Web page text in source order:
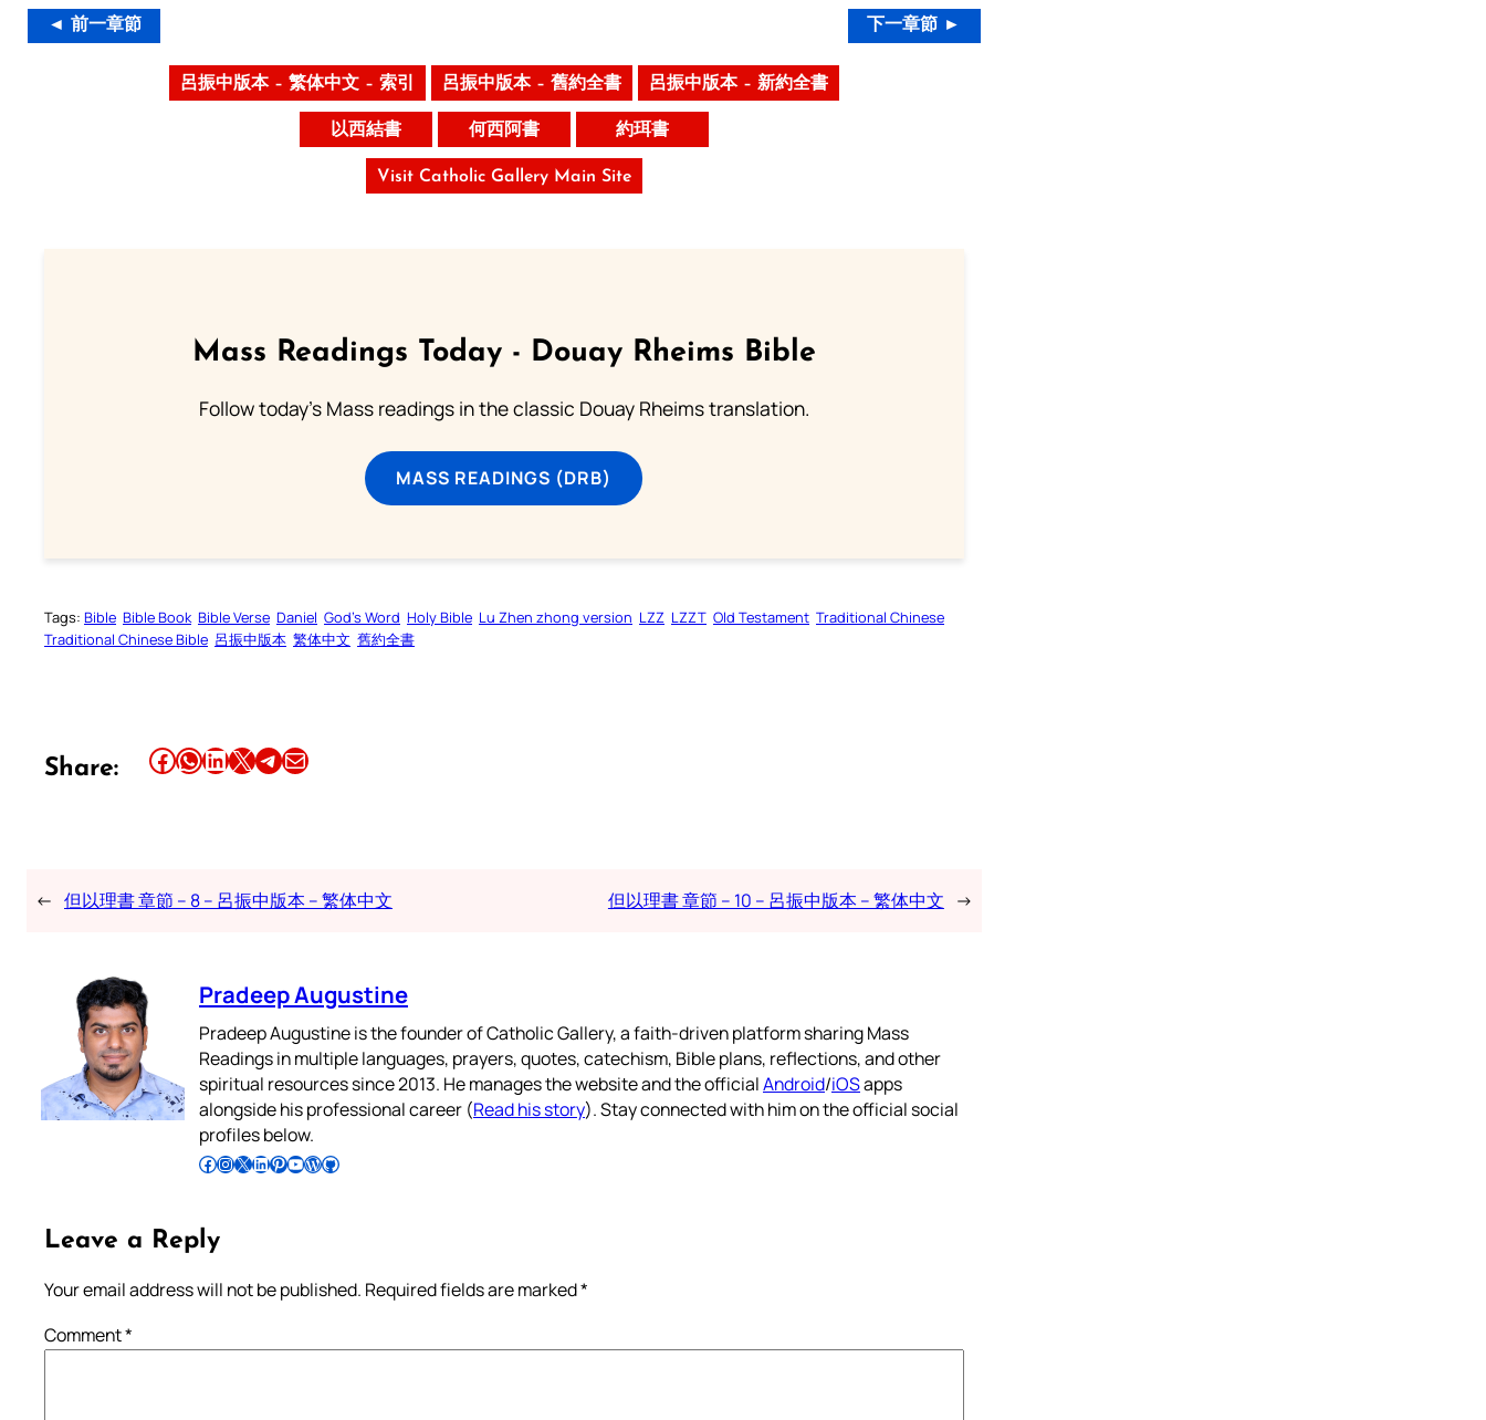
◄ 前一章節 下一章節 ►
呂振中版本 – 繁体中文 – 索引 呂振中版本 – 舊約全書 呂振中版本 – 新約全書
以西結書 何西阿書 約珥書
Visit Catholic Gallery Main Site
Mass Readings Today - Douay Rheims Bible
Follow today's Mass readings in the classic Douay Rheims translation.
MASS READINGS (DRB)
Tags: Bible Bible Book Bible Verse Daniel God’s Word Holy Bible Lu Zhen zhong version LZZ LZZT Old Testament Traditional Chinese
Traditional Chinese Bible 呂振中版本 繁体中文 舊約全書
Share: Share this article on Facebook Share this article on WhatsApp Share this article on LinkedIn Share this article on X Share this article on TelegramEmail this Article
← 但以理書 章節 – 8 – 呂振中版本 – 繁体中文 但以理書 章節 – 10 – 呂振中版本 – 繁体中文 →
Pradeep Augustine
Pradeep Augustine is the founder of Catholic Gallery, a faith-driven platform sharing Mass
Readings in multiple languages, prayers, quotes, catechism, Bible plans, reflections, and other
spiritual resources since 2013. He manages the website and the officialAndroid/iOSapps
alongside his professional career (Read his story). Stay connected with him on the official social
profiles below.
Follow Pradeep on Facebook Follow Pradeep on InstagramFollow Pradeep on X Follow Pradeep on LinkedIn Follow Pradeep on Pinterest Subscribe to Pradeep’s Youtube Channel Follow Pradeep on WordPress Follow Pradeep on GitHub
Leave a Reply
Your email address will not be published. Required fields are marked*
Comment*